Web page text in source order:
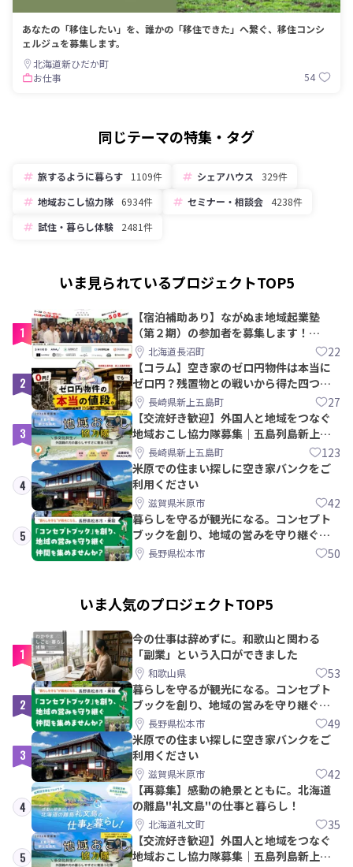
あなたの「移住したい」を、誰かの「移住できた」へ繋ぐ、移住コンシ
ェルジュを募集します。
北海道新ひだか町
お仕事
54
同じテーマの特集・タグ
旅するように暮らす 1109件 シェアハウス
329件
地域おこし協力隊
6934件 セミナー・相談会
4238件
試住・暮らし体験
2481件
いま見られているプロジェクトTOP5
1
【宿泊補助あり】ながぬま地域起業塾
（第２期）の参加者を募集します！
【8/21〆】
北海道長沼町 22
2
【コラム】空き家のゼロ円物件は本当に
ゼロ円？残置物との戦いから得た四つの
教訓｜新上五島町
長崎県新上五島町 27
3
【交流好き歓迎】外国人と地域をつなぐ
地域おこし協力隊募集｜五島列島新上五
島町長崎県新上五島町 123
4
米原での住まい探しに空き家バンクをご
利用ください
滋賀県米原市 42
5
暮らしを守るが観光になる。コンセプト
ブックを創り、地域の営みを守り継ぐ仲
間を集めませんか？
長野県松本市 50
いま人気のプロジェクトTOP5
1
今の仕事は辞めずに。和歌山と関わる
「副業」という入口ができました
和歌山県 53
2
暮らしを守るが観光になる。コンセプト
ブックを創り、地域の営みを守り継ぐ仲
間を集めませんか？
長野県松本市 49
3
米原での住まい探しに空き家バンクをご
利用ください
滋賀県米原市 42
4
【再募集】感動の絶景とともに。北海道
の離島"礼文島"の仕事と暮らし！
北海道礼文町 35
5
【交流好き歓迎】外国人と地域をつなぐ
地域おこし協力隊募集｜五島列島新上五